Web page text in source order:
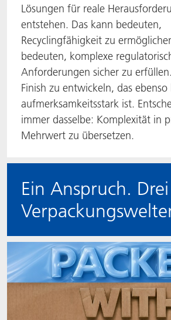
Lösungen für reale
entstehen. Das kann bedeuten,
Recyclingfähigkeit zu
bedeuten, komplexe
Anforderungen sicher zu
Finish zu entwickeln, das
aufmerksamkeitsstark ist.
immer dasselbe: Komplexität in
Mehrwert zu übersetzen.
Ein Anspruch. Drei
PROVALIN
WESSCO